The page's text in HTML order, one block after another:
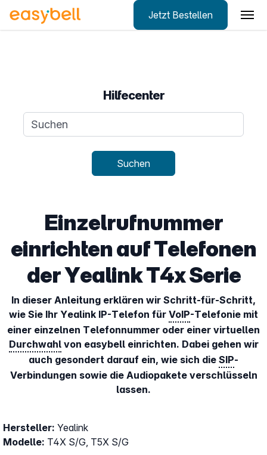
Jetzt Bestellen
Hilfecenter
Suchanfrage
Suchen
Einzelrufnummer
einrichten auf Telefonen
der Yealink T4x Serie
In dieser Anleitung erklären wir Schritt-für-Schritt,
wie Sie Ihr Yealink IP-Telefon für VoIP-Telefonie mit
einer einzelnen Telefonnummer oder einer virtuellen
Durchwahlvon easybell einrichten. Dabei gehen wir
auch gesondert darauf ein, wie sich die SIP-
Verbindungen sowie die Audiopakete verschlüsseln
lassen.
Hersteller: Yealink
Modelle: T4X S/G, T5X S/G